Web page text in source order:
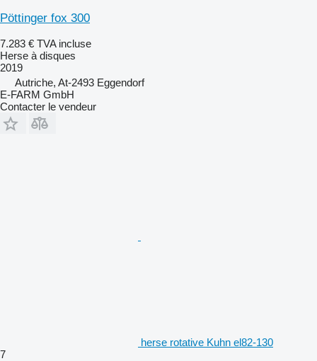
Pöttinger fox 300
7.283 € TVA incluse
Herse à disques
2019
Autriche, At-2493 Eggendorf
E-FARM GmbH
Contacter le vendeur
herse rotative Kuhn el82-130
7